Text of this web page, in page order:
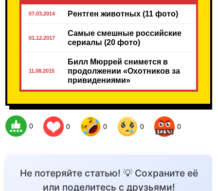
07.03.2014 Рентген животных (11 фото)
01.12.2017
Самые смешные российские
сериалы (20 фото)
11.08.2015
Билл Мюррей снимется в
продолжении «Охотников за
привидениями»
0 0 0 0 0
Не потеряйте статью! 💡 Сохраните её
или поделитесь с друзьями!